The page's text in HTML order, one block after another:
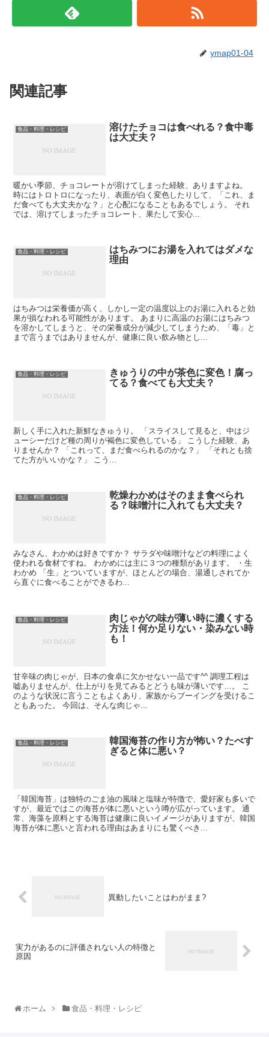
ymap01-04
関連記事
食品・料理・レシピ
溶けたチョコは食べれる？食中毒
は大丈夫？
暖かい季節、チョコレートが溶けてしまった経験、ありますよね。
時にはトロトロになったり、表面が白く変色したりして、「これ、ま
だ食べても大丈夫かな？」と心配になることもあるでしょう。 それ
では、溶けてしまったチョコレート、果たして安心...
食品・料理・レシピ
はちみつにお湯を入れてはダメな
理由
はちみつは栄養価が高く、しかし一定の温度以上のお湯に入れると効
果が損なわれる可能性があります。 あまりに高温のお湯にはちみつ
を溶かしてしまうと、その栄養成分が減少してしまうため、「毒」と
まで言うまではありませんが、健康に良い飲み物とし...
食品・料理・レシピ
きゅうりの中が茶色に変色！腐っ
てる？食べても大丈夫？
新しく手に入れた新鮮なきゅうり。 「スライスして見ると、中はジ
ューシーだけど種の周りが褐色に変色している」 こうした経験、あ
りませんか？ 「これって、まだ食べられるのかな？」 「それとも捨
てた方がいいかな？」 こう...
食品・料理・レシピ
乾燥わかめはそのまま食べられ
る？味噌汁に入れても大丈夫？
みなさん、わかめは好きですか？ サラダや味噌汁などの料理によく
使われる食材ですね。 わかめには主に３つの種類があります。 ・生
わかめ 「生」とついていますが、ほとんどの場合、湯通しされてか
ら直ぐに食べることができるわ...
食品・料理・レシピ
肉じゃがの味が薄い時に濃くする
方法！何か足りない・染みない時
も！
甘辛味の肉じゃが、日本の食卓に欠かせない一品です^^ 調理工程は
嘘ありませんが、仕上がりを見てみるとどうも味が薄いです…。 こ
のような状況に言うこともよくあり、家族からブーイングを受けるこ
ともあった。 今回は、そんな肉じゃ...
食品・料理・レシピ
韓国海苔の作り方が怖い？たべす
ぎると体に悪い？
「韓国海苔」は独特のごま油の風味と塩味が特徴で、愛好家も多いで
すが、最近ではこの海苔が体に悪いという噂が広がっています。 通
常、海藻を原料とする海苔は健康に良いイメージがありますが、韓国
海苔が体に悪いと言われる理由はあまりにも驚くべき...
異動したいことはわがまま?
実力があるのに評価されない人の特徴と
原因
ホーム 食品・料理・レシピ